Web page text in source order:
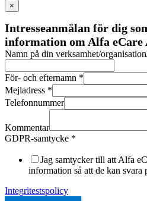
×
Intresseanmälan för dig
information om Alfa eCare
Namn på din verksamhet/
För- och efternamn *
Mejladress *
Telefonnummer
Kommentar
GDPR-samtycke *
Jag samtycker till att Alfa
information så att de kan svara
Integritestspolicy